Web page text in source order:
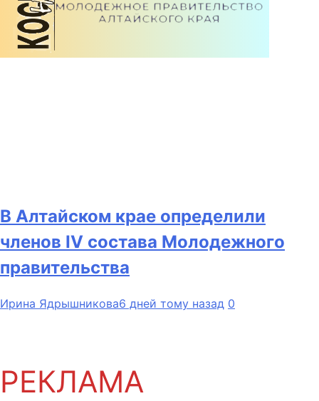
В Алтайском крае определили
членов IV состава Молодежного
правительства
Ирина Ядрышникова6 дней тому назад 0
РЕКЛАМА